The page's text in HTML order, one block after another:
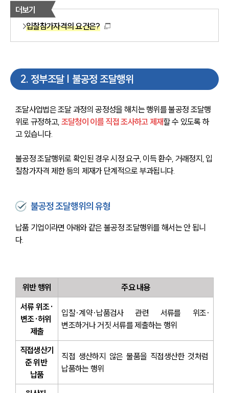
더보기
입찰참가자격의 요건은?
2. 정부조달 | 불공정 조달행위
조달사업법은 조달 과정의 공정성을 해치는 행위를 불공정 조달행
위로 규정하고, 조달청이 이를 직접 조사하고 제재할 수 있도록 하
고 있습니다.
불공정 조달행위로 확인된 경우 시정 요구, 이득 환수, 거래정지, 입
찰참가자격 제한 등의 제재가 단계적으로 부과됩니다.
불공정 조달행위의 유형
납품 기업이라면 아래와 같은 불공정 조달행위를 해서는 안 됩니
다.
위반 행위
주요 내용
서류 위조·
변조·허위
제출
입찰·계약·납품검사 관련 서류를 위조·
변조하거나 거짓 서류를 제출하는 행위
직접생산기
준 위반
납품
직접 생산하지 않은 물품을 직접생산한 것처럼
납품하는 행위